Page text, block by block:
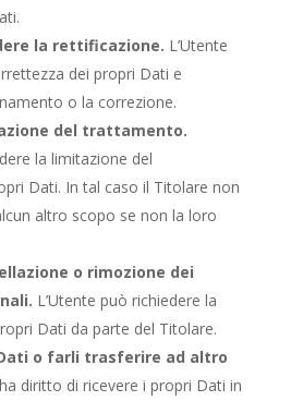
la rettificazione. L’Utente
dei propri Dati e
o la correzione.
del trattamento.
la limitazione del
Dati. In tal caso il Titolare non
altro scopo se non la loro
o rimozione dei
L’Utente può richiedere la
Dati da parte del Titolare.
o farli trasferire ad altro
diritto di ricevere i propri Dati in